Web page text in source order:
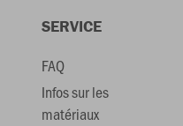
SERVICE
FAQ
Infos sur les
matériaux